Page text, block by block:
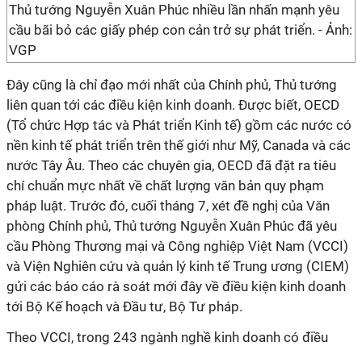
Thủ tướng Nguyễn Xuân Phúc nhiều lần nhấn mạnh yêu
cầu bãi bỏ các giấy phép con cản trở sự phát triển. - Ảnh:
VGP
Đây cũng là chỉ đạo mới nhất của Chính phủ, Thủ tướng
liên quan tới các điều kiện kinh doanh. Được biết, OECD
(Tổ chức Hợp tác và Phát triển Kinh tế) gồm các nước có
nền kinh tế phát triển trên thế giới như Mỹ, Canada và các
nước Tây Âu. Theo các chuyên gia, OECD đã đặt ra tiêu
chí chuẩn mực nhất về chất lượng văn bản quy phạm
pháp luật. Trước đó, cuối tháng 7, xét đề nghị của Văn
phòng Chính phủ, Thủ tướng Nguyễn Xuân Phúc đã yêu
cầu Phòng Thương mại và Công nghiệp Việt Nam (VCCI)
và Viện Nghiên cứu và quản lý kinh tế Trung ương (CIEM)
gửi các báo cáo rà soát mới đây về điều kiện kinh doanh
tới Bộ Kế hoạch và Đầu tư, Bộ Tư pháp.
Theo VCCI, trong 243 ngành nghề kinh doanh có điều